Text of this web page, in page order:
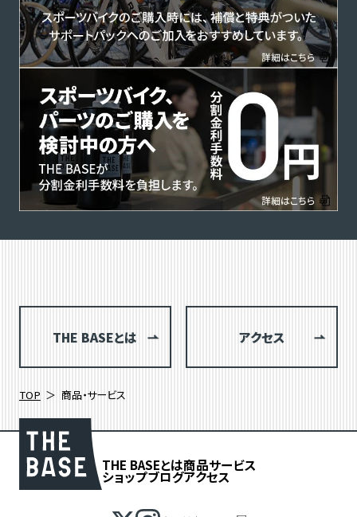
THE BASEとは アクセス
TOP 商品・サービス
THE BASEとは商品サービス
ショップブログアクセス